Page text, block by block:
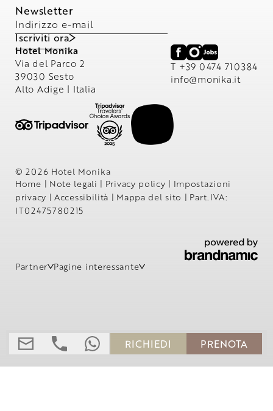
RICHIEDI PRENOTA
Hotel Monika
Via del Parco 2
39030 Sesto
Alto Adige | Italia
T +39 0474 710384
info@ monika.it
Newsletter
Indirizzo e-mail
Iscriviti ora
© 2026 Hotel Monika
Home | Note legali | Privacy policy | Impostazioni
privacy | Accessibilità | Mappa del sito | Part.IVA:
IT02475780215
Partner Pagine interessante